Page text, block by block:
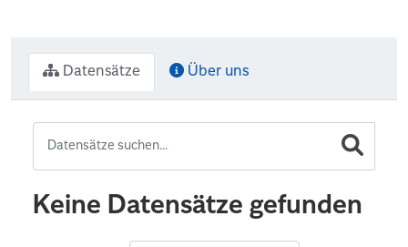
Datensätze Über uns
Keine Datensätze gefunden